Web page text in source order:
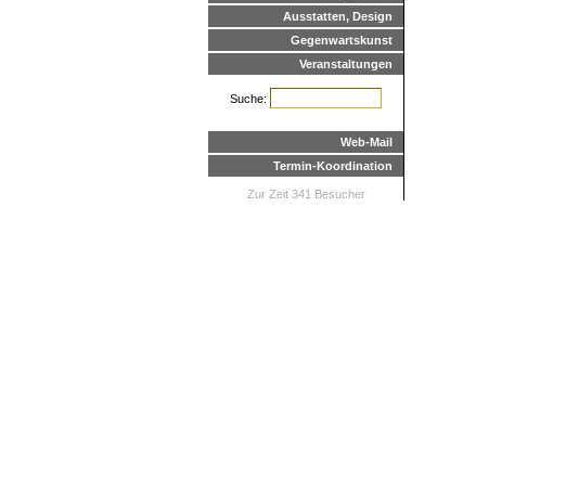
Ausstatten, Design
Gegenwartskunst
Veranstaltungen
Suche:
Web-Mail
Termin-Koordination
Zur Zeit 341 Besucher